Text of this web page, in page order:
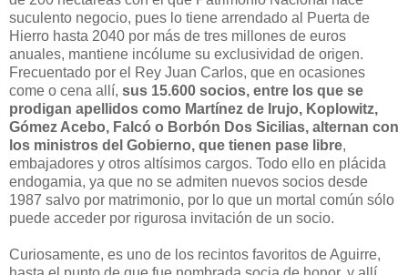
suculento negocio, pues lo tiene arrendado al Puerta de
Hierro hasta 2040 por más de tres millones de euros
anuales, mantiene incólume su exclusividad de origen.
Frecuentado por el Rey Juan Carlos, que en ocasiones
come o cena allí, sus 15.600 socios, entre los que se
prodigan apellidos como Martínez de Irujo, Koplowitz,
Gómez Acebo, Falcó o Borbón Dos Sicilias, alternan con
los ministros del Gobierno, que tienen pase libre,
embajadores y otros altísimos cargos. Todo ello en plácida
endogamia, ya que no se admiten nuevos socios desde
1987 salvo por matrimonio, por lo que un mortal común sólo
puede acceder por rigurosa invitación de un socio.
Curiosamente, es uno de los recintos favoritos de Aguirre,